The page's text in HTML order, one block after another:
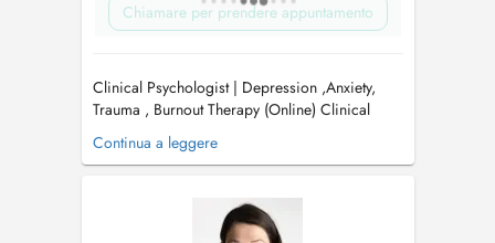
Chiamare per prendere appuntamento
Clinical Psychologist | Depression ,Anxiety,
Trauma , Burnout Therapy (Online) Clinical
Psychologist with 29+ years of experience
offering online psychotherapy for adults and
Trauma and emotional distress Depression
Relationship difficulties E...
Continua a leggere